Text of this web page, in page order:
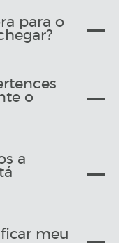
para o
o
a
meu